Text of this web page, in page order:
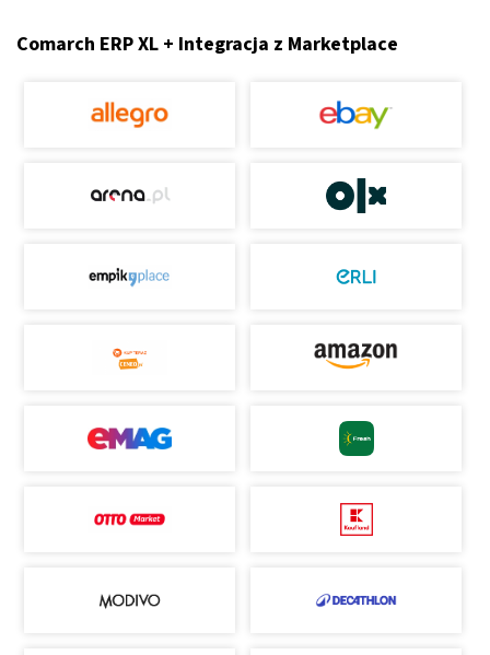
Comarch ERP XL + Integracja z Marketplace